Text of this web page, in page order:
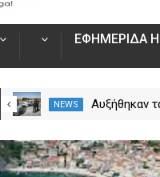
ΕΦΗΜΕΡΙΔΑ
NEWS
Αυξήθηκαν